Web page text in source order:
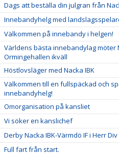
Dags att beställa din julgran från
Innebandyhelg med
Välkommen på innebandy i helgen!
Världens bästa innebandylag möter
Ormingehallen ikväll
Höstlovsläger med Nacka IBK
Välkommen till en fullspäckad och
innebandyhelg!
Omorganisation på kansliet
Vi söker en kanslichef
Derby Nacka IBK-Värmdö IF i Herr
Full fart från start.